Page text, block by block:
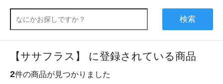
検索
【ササフラス】 に登録されている商品
2件の商品が見つかりました